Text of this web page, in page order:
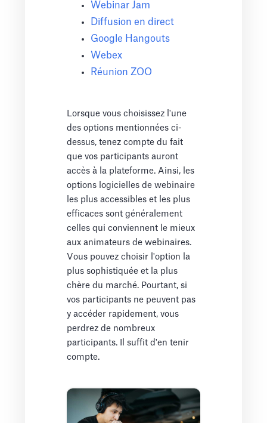
Webinar Jam
Diffusion en direct
Google Hangouts
Webex
Réunion ZOO
Lorsque vous choisissez l'une
des options mentionnées ci-
dessus, tenez compte du fait
que vos participants auront
accès à la plateforme. Ainsi, les
options logicielles de webinaire
les plus accessibles et les plus
efficaces sont généralement
celles qui conviennent le mieux
aux animateurs de webinaires.
Vous pouvez choisir l'option la
plus sophistiquée et la plus
chère du marché. Pourtant, si
vos participants ne peuvent pas
y accéder rapidement, vous
perdrez de nombreux
participants. Il suffit d'en tenir
compte.